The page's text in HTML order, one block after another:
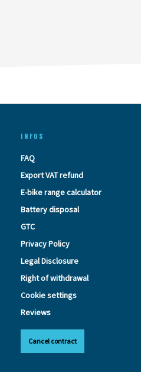
INFOS
FAQ
Export VAT refund
E-bike range calculator
Battery disposal
GTC
Privacy Policy
Legal Disclosure
Right of withdrawal
Cookie settings
Reviews
Cancel contract